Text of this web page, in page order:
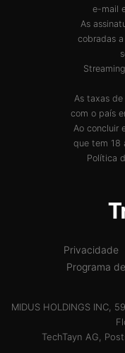
e-mail
As
cobradas
As taxas
com o país
Ao concluir
que tem 18
Política
Privacidade
Programa
MIDUS HOLDINGS INC,
TechTayn AG,